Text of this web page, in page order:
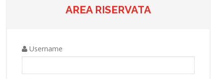
AREA RISERVATA
Username